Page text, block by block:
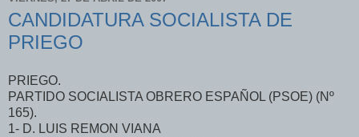
CANDIDATURA SOCIALISTA DE
PRIEGO
PRIEGO.
PARTIDO SOCIALISTA OBRERO ESPAÑOL (PSOE) (Nº
165).
1- D. LUIS REMON VIANA